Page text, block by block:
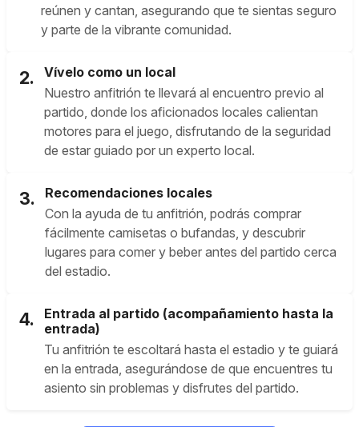
reúnen y cantan, asegurando que te sientas seguro
y parte de la vibrante comunidad.
2.
Vívelo como un local
Nuestro anfitrión te llevará al encuentro previo al
partido, donde los aficionados locales calientan
motores para el juego, disfrutando de la seguridad
de estar guiado por un experto local.
3.
Recomendaciones locales
Con la ayuda de tu anfitrión, podrás comprar
fácilmente camisetas o bufandas, y descubrir
lugares para comer y beber antes del partido cerca
del estadio.
4.
Entrada al partido (acompañamiento hasta la
entrada)
Tu anfitrión te escoltará hasta el estadio y te guiará
en la entrada, asegurándose de que encuentres tu
asiento sin problemas y disfrutes del partido.